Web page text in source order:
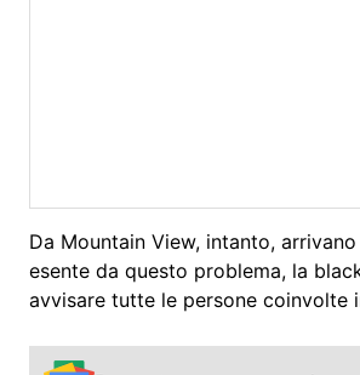
Da Mountain View, intanto,
esente da questo problema, la
avvisare tutte le persone coinvolte